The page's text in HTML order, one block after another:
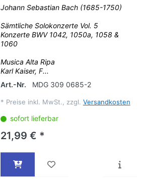
Johann Sebastian Bach (1685-1750)
Sämtliche Solokonzerte Vol. 5
Konzerte BWV 1042, 1050a, 1058 &
1060
Musica Alta Ripa
Karl Kaiser, F...
Art.-Nr.
MDG 309 0685-2
* Preise inkl. MwSt., zzgl. Versandkosten
sofort lieferbar
21,99 € *